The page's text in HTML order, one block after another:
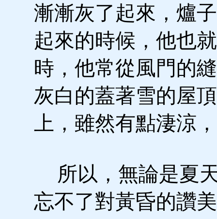
漸漸灰了起來，爐
起來的時候，他也
時，他常從風門的
灰白的蓋著雪的屋
上，雖然有點淒涼
所以，無論是夏
忘不了對黃昏的讚